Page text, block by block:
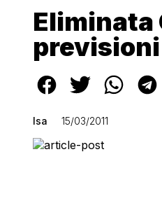
Eliminata
Isa 15/03/2011